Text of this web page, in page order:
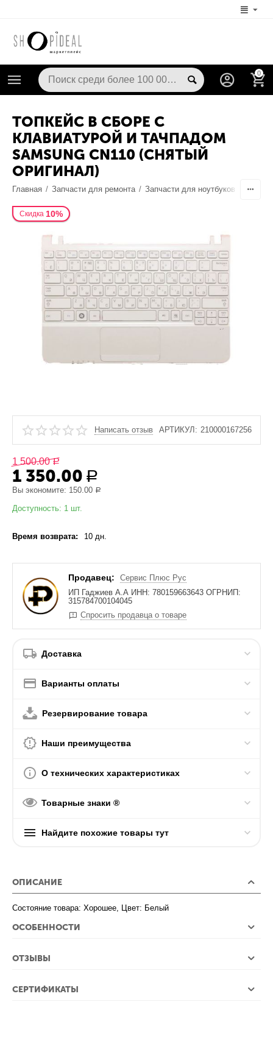
0
ТОПКЕЙС В СБОРЕ С
КЛАВИАТУРОЙ И ТАЧПАДОМ
SAMSUNG CN110 (СНЯТЫЙ
ОРИГИНАЛ)
Главная / Запчасти для ремонта / Запчасти для ноутбуков
Скидка 10%
Написать отзыв АРТИКУЛ: 210000167256
1 500.00 Р
1 350.00 Р
Вы экономите: 150.00 Р
Доступность: 1 шт.
Время возврата: 10 дн.
Продавец:
Сервис Плюс Рус
ИП Гаджиев А.А ИНН: 780159663643 ОГРНИП:
315784700104045
Спросить продавца о товаре
Доставка
Варианты оплаты
Резервирование товара
Наши преимущества
О технических характеристиках
Товарные знаки ®
Найдите похожие товары тут
ОПИСАНИЕ
Состояние товара: Хорошее, Цвет: Белый
ОСОБЕННОСТИ
ОТЗЫВЫ
СЕРТИФИКАТЫ